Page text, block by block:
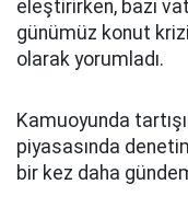
eleştirirken, bazı
günümüz konut
olarak yorumladı.
Kamuoyunda
piyasasında
bir kez daha